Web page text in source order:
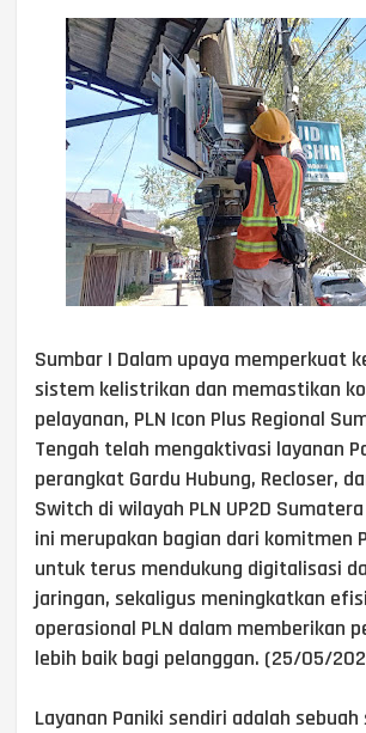
Sumbar | Dalam upaya memperkuat
sistem kelistrikan dan memastikan
pelayanan, PLN Icon Plus Regional
Tengah telah mengaktivasi layanan
perangkat Gardu Hubung, Recloser,
Switch di wilayah PLN UP2D
ini merupakan bagian dari komitmen
untuk terus mendukung digitalisasi
jaringan, sekaligus meningkatkan
operasional PLN dalam memberikan
lebih baik bagi pelanggan. (25/05/
Layanan Paniki sendiri adalah